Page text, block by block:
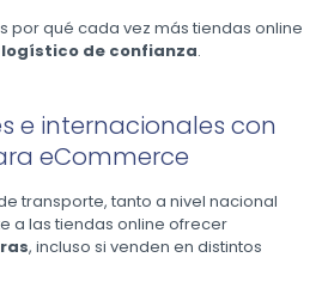
por qué cada vez más tiendas online
logístico de confianza.
e internacionales con
eCommerce
transporte, tanto a nivel nacional
a las tiendas online ofrecer
, incluso si venden en distintos